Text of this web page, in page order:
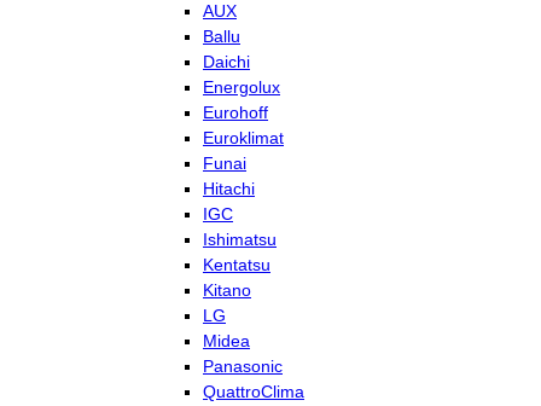
AUX
Ballu
Daichi
Energolux
Eurohoff
Euroklimat
Funai
Hitachi
IGC
Ishimatsu
Kentatsu
Kitano
LG
Midea
Panasonic
QuattroClima